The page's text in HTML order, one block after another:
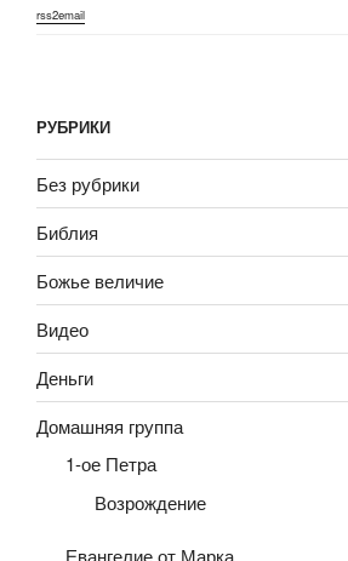
rss2email
РУБРИКИ
Без рубрики
Библия
Божье величие
Видео
Деньги
Домашняя группа
1-ое Петра
Возрождение
Евангелие от Марка